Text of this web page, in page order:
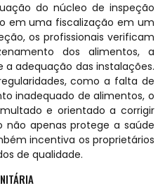
do núcleo de inspeção
em uma fiscalização em um
os profissionais verificam
dos alimentos, a
a adequação das instalações.
como a falta de
inadequado de alimentos, o
e orientado a corrigir
não apenas protege a saúde
incentiva os proprietários
de qualidade.